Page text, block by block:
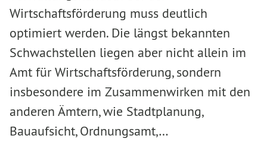
Wirtschaftsförderung muss deutlich
optimiert werden. Die längst bekannten
Schwachstellen liegen aber nicht allein im
Amt für Wirtschaftsförderung, sondern
insbesondere im Zusammenwirken mit den
anderen Ämtern, wie Stadtplanung,
Bauaufsicht, Ordnungsamt,…